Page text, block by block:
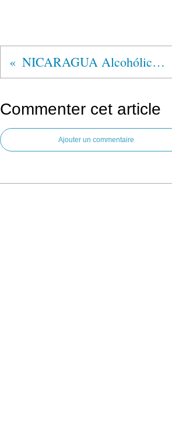
NICARAGUA Alcohólicos Anónimos®
Commenter cet article
Ajouter un commentaire